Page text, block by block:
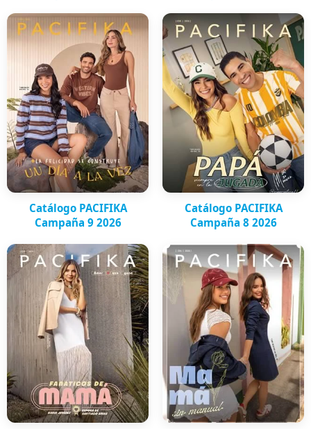
Catálogo PACIFIKA
Campaña 9 2026
Catálogo PACIFIKA
Campaña 8 2026